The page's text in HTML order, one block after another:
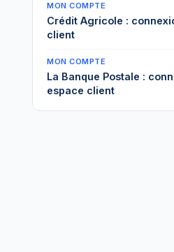
MON COMPTE
Crédit Agricole :
client
MON COMPTE
La Banque Postale :
espace client